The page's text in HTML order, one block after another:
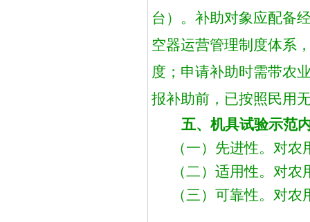
台）。 补助对象应配备
空器运营管理制度体系
度； 申请补助时需带农
报补助前，已按照民用
五、机具试验示范
（一）先进性。对
（二）适用性。对
（三）可靠性。对